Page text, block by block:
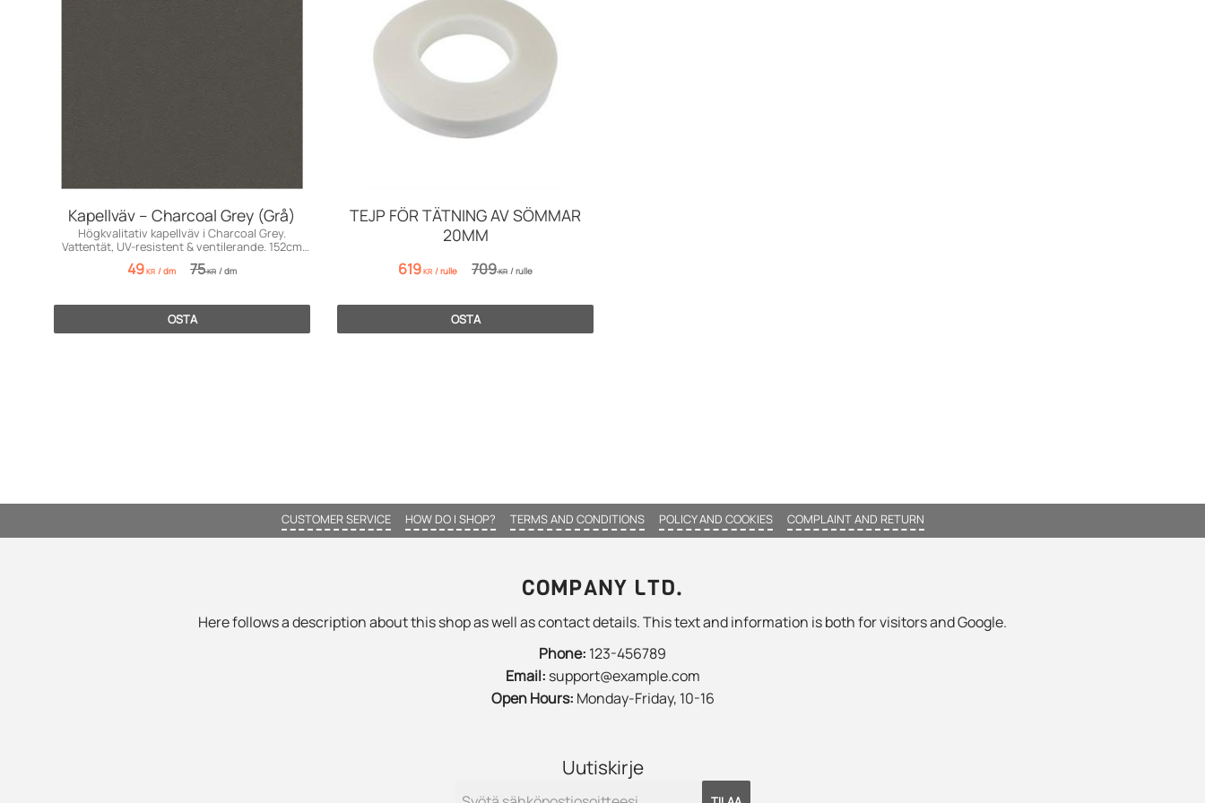
Kapellväv – Charcoal Grey (Grå)
Högkvalitativ kapellväv i Charcoal Grey.
Vattentät, UV-resistent & ventilerande. 152cm
bred.
49KR /dm 75KR /dm
OSTA
TEJP FÖR TÄTNING AV SÖMMAR
20MM
619KR /rulle 709KR /rulle
OSTA
CUSTOMER SERVICE HOW DO I SHOP? TERMS AND CONDITIONS POLICY AND COOKIES COMPLAINT AND RETURN
COMPANY LTD.
Here follows a description about this shop as well as contact details. This text and information is both for visitors and Google.
Phone: 123-456789
Email: support@example.com
Open Hours: Monday-Friday, 10-16
Uutiskirje